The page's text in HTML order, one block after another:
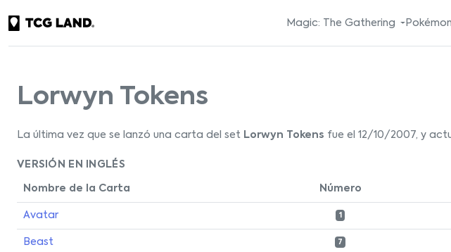
Magic: The Gathering Pokémon
Lorwyn Tokens
La última vez que se lanzó una carta del set Lorwyn Tokens fue el 12/10/2007, y
VERSIÓN EN INGLÉS
Nombre de la Carta Número
Avatar 1
Beast 7